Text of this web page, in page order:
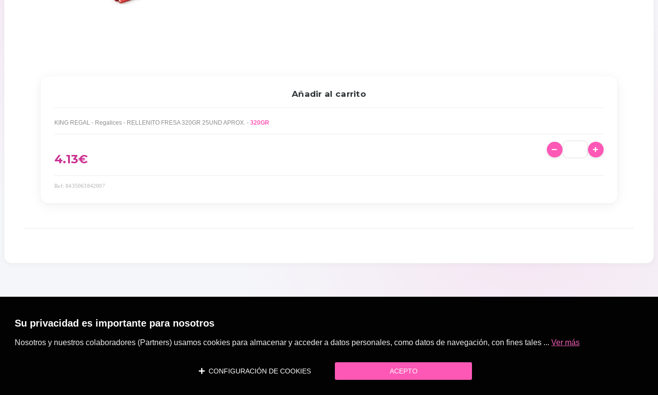
Añadir al carrito
KING REGAL - Regalices - RELLENITO FRESA 320GR 25UND APROX. -320GR
4.13€
Ref: 8435063842007
Su privacidad es importante para nosotros
Nosotros y nuestros colaboradores (Partners) usamos cookies para almacenar y acceder a datos personales, como datos de navegación, con fines tales ... Ver más
CONFIGURACIÓN DE COOKIES ACEPTO